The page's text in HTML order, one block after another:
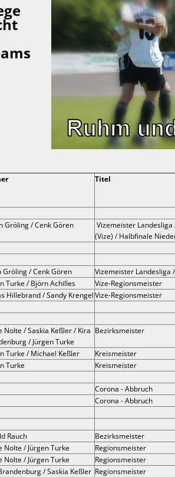
Titel
Gröling / Cenk Gören
Vizemeister
(Vize) / Halbfinale
Gröling / Cenk Gören
Vizemeister Landesliga
Turke / Björn Achilles
Vize-Regionsmeister
Hillebrand / Sandy KrengelVize-Regionsmeister
Nolte / Saskia Keßler / Kira
/ Jürgen Turke
Bezirksmeister
Turke / Michael Keßler
Kreismeister
Turke Kreismeister
Corona - Abbruch
Corona - Abbruch
Rauch
Bezirksmeister
Nolte / Jürgen Turke
Regionsmeister
Nolte / Jürgen Turke
Regionsmeister
/ Saskia Keßler Regionsmeister